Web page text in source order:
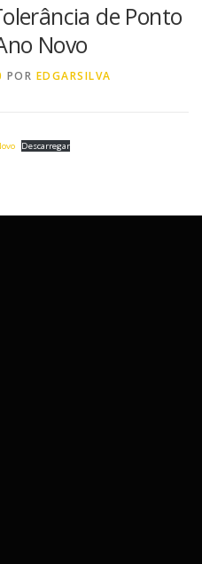
de Ponto
Novo
POR EDGARSILVA
Descarregar